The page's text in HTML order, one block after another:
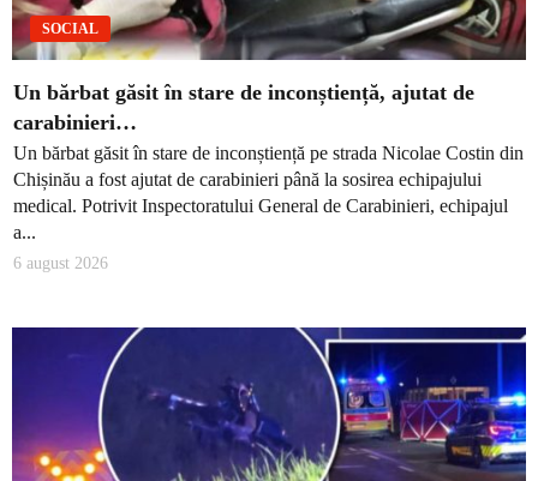
SOCIAL
Un bărbat găsit în stare de inconștiență, ajutat de
carabinieri…
Un bărbat găsit în stare de inconștiență pe strada Nicolae Costin din
Chișinău a fost ajutat de carabinieri până la sosirea echipajului
medical. Potrivit Inspectoratului General de Carabinieri, echipajul
a...
6 august 2026